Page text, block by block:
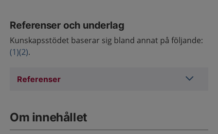
Referenser och underlag
Kunskapsstödet baserar sig bland annat på följande:
(1)(2).
Referenser
Om innehållet